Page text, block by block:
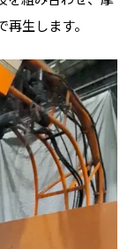
生します。